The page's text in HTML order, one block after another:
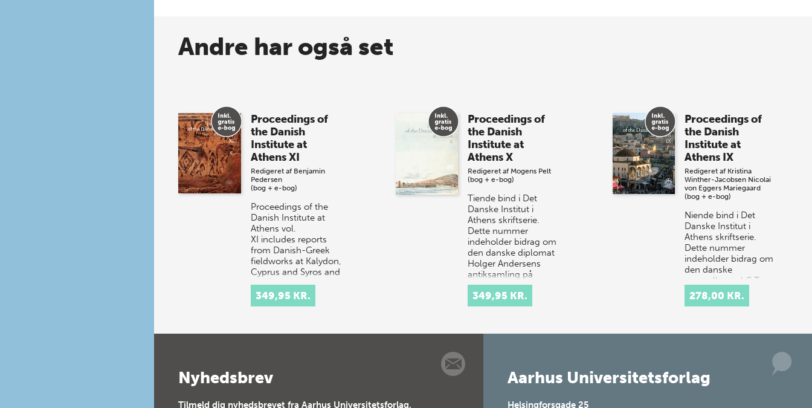
Spar op til 70% til
sommer-lagersalg!
Vi gentager succesen og inviterer igen i
år til vores store sommer-lagersalg,
så sæt kryds i kalenderen onsdag den
10. j…
Andre har også set
Proceedings of
the Danish
Institute at
Athens XI
Redigeret af Benjamin
Pedersen
(bog + e-bog)
Proceedings of the
Danish Institute at
Athens vol.
XI includes reports
from Danish-Greek
fieldworks at Kalydon,
Cyprus and Syros and
six contribu…
349,95 KR.
Proceedings of
the Danish
Institute at
Athens X
Redigeret af Mogens Pelt
(bog + e-bog)
Tiende bind i Det
Danske Institut i
Athens skriftserie.
Dette nummer
indeholder bidrag om
den danske diplomat
Holger Andersens
antiksamling på
Hadersl…
349,95 KR.
Proceedings of
the Danish
Institute at
Athens IX
Redigeret af Kristina
Winther-Jacobsen Nicolai
von Eggers Mariegaard
(bog + e-bog)
Niende bind i Det
Danske Institut i
Athens skriftserie.
Dette nummer
indeholder bidrag om
den danske
generalkonsul C.T.
Falbe, som boede i
Athen fra 1…
278,00 KR.
Nyhedsbrev
Tilmeld dig nyhedsbrevet fra Aarhus Universitetsforlag,
Aarhus Universitetsforlag
Helsingforsgade 25